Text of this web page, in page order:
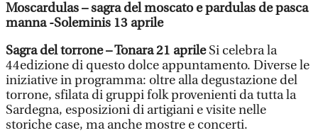
Moscardulas – sagra del moscato e pardulas de pasca
manna -Soleminis 13 aprile
Sagra del torrone – Tonara 21 aprileSi celebra la
44edizione di questo dolce appuntamento. Diverse le
iniziative in programma: oltre alla degustazione del
torrone, sfilata di gruppi folk provenienti da tutta la
Sardegna, esposizioni di artigiani e visite nelle
storiche case, ma anche mostre e concerti.